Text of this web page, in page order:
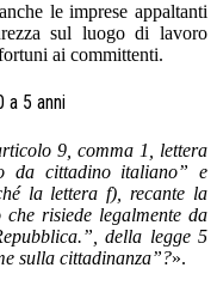
le imprese appaltanti
sul luogo di lavoro
ai committenti.
a 5 anni
9, comma 1, lettera
da cittadino italiano” e
la lettera f), recante la
risiede legalmente da
della legge 5
sulla cittadinanza”?».